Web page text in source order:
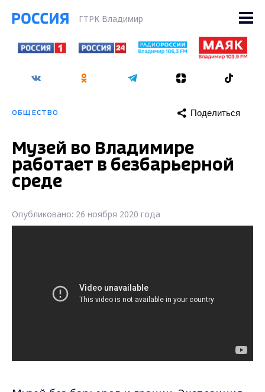
ГТРК Владимир
ОБЩЕСТВО Поделиться
Музей во Владимире
работает в безбарьерной
среде
Опубликовано: 26 ноября 2020 года